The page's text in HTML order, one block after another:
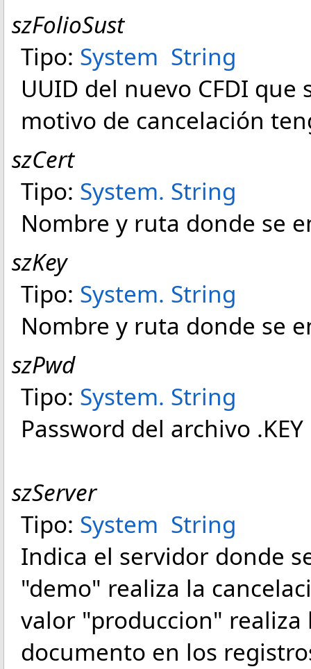
szFolioSust
Tipo: System String
UUID del nuevo CFDI
motivo de cancelación
szCert
Tipo: System. String
Nombre y ruta donde se
szKey
Tipo: System. String
Nombre y ruta donde se
szPwd
Tipo: System. String
Password del archivo .KEY
szServer
Tipo: System String
Indica el servidor donde
"demo" realiza la
valor "produccion" realiza
documento en los